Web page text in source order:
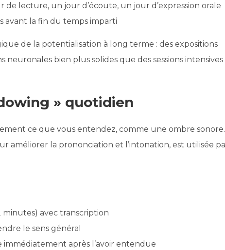
lecture, un jour d’écoute, un jour d’expression orale
avant la fin du temps imparti
de la potentialisation à long terme : des expositions
bien plus solides que des sessions intensives
» quotidien
ce que vous entendez, comme une ombre sonore.
améliorer la prononciation et l’intonation, est utilisée
avec transcription
le sens général
après l’avoir entendue